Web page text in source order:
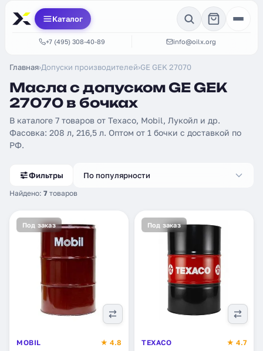
Каталог
+7 (495) 308-40-89 info@oilx.org
Главная›Допуски производителей›GE GEK 27070
Масла с допуском GE GEK
27070 в бочках
В каталоге 7 товаров от Texaco, Mobil, Лукойл и др.
Фасовка: 208 л, 216,5 л. Оптом от 1 бочки с доставкой по
РФ.
Фильтры
Найдено: 7 товаров
По популярности
Под заказ
MOBIL
★ 4.8
Под заказ
TEXACO
★ 4.7